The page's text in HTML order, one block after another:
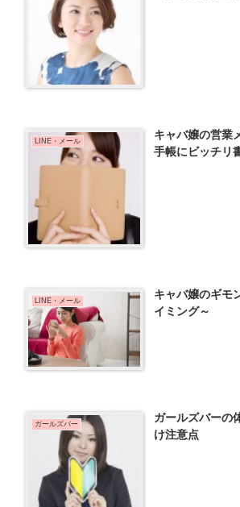
LINE・メール
キャバ嬢の営業
手帳にビッチリ
LINE・メール
キャバ嬢のギモ
イミング～
ガールズバー
ガールズバーの
け注意点